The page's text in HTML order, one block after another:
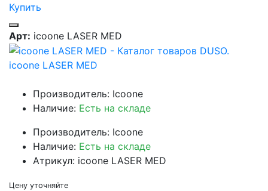
Купить
Арт: icoone LASER MED
icoone LASER MED
Производитель: Icoone
Наличие: Есть на складе
Производитель: Icoone
Наличие: Есть на складе
Атрикул: icoone LASER MED
Цену уточняйте